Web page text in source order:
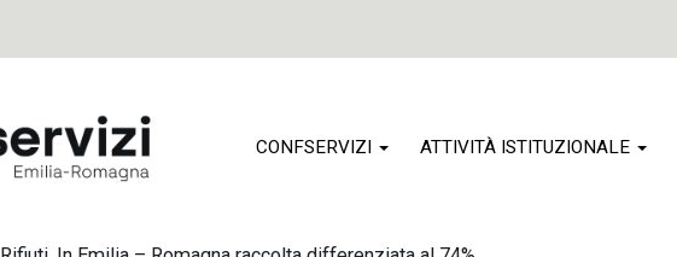
CONFSERVIZI ATTIVITÀ ISTITUZIONALE